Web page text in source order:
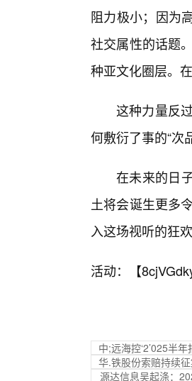
阻力极小；因为
社交属性的话题
种亚文化圈层。
这种力量反
何敷衍了事的“次
在未来的日
土将会诞生更多
入这场视听的狂
活动：【
中;远海控‘2’025半
华.铁股份索赔持续
源达信息吴起涤：